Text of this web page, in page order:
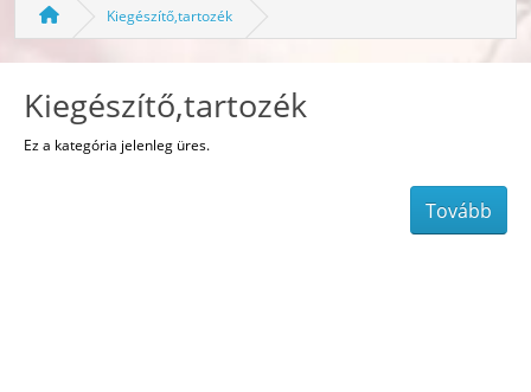
Kiegészítő,tartozék
Kiegészítő,tartozék
Ez a kategória jelenleg üres.
Tovább